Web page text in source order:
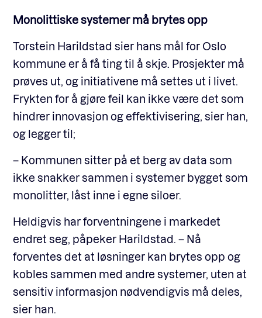
Monolittiske systemer må brytes opp
Torstein Harildstad sier hans mål for Oslo
kommune er å få ting til å skje. Prosjekter må
prøves ut, og initiativene må settes ut i livet.
Frykten for å gjøre feil kan ikke være det som
hindrer innovasjon og effektivisering, sier han,
og legger til;
– Kommunen sitter på et berg av data som
ikke snakker sammen i systemer bygget som
monolitter, låst inne i egne siloer.
Heldigvis har forventningene i markedet
endret seg, påpeker Harildstad. – Nå
forventes det at løsninger kan brytes opp og
kobles sammen med andre systemer, uten at
sensitiv informasjon nødvendigvis må deles,
sier han.